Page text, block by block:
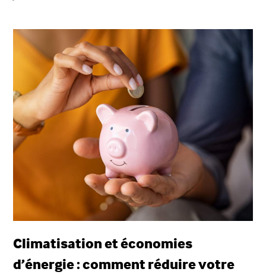
Climatisation et économies
d’énergie : comment réduire votre